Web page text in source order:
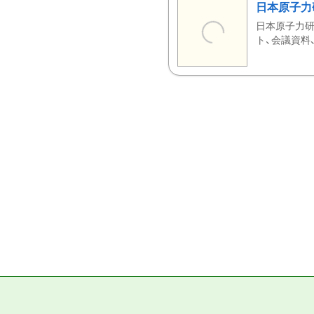
日本原子
日本原子力
ト、会議資